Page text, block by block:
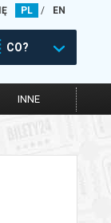
PL / EN
CO?
INNE